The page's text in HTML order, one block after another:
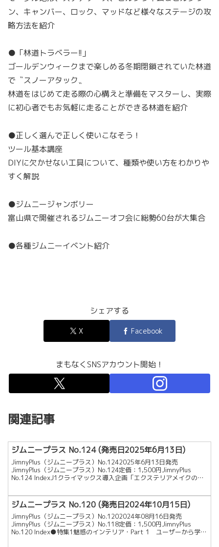
ン、キャンバー、ロック、マッドなど様々なステージの攻
略方法を紹介
●「林道トラベラー!!」
ゴールデンウィークまで楽しめる冬期閉鎖されていた林道
で〝スノーアタック〟
林道をはじめて走る際の心構えと準備をマスターし、実際
に初心者でもお気軽に走ることができる林道を紹介
●正しく選んで正しく使いこなそう！
ツール基本講座
DIYに欠かせない工具について、種類や使い方をわかりや
すく解説
●ジムニージャンボリー
富山県で開催されるジムニーオフ会に総勢60台が大集合
●各種ジムニーイベント紹介
シェアする
X Facebook
まもなくSNSアカウント開始！
関連記事
ジムニープラス No.124 (発売日2025年6月13日)
JimnyPlus（ジムニープラス）No.1242025年6月13日発売
JimnyPlus（ジムニープラス）No.124定価：1,500円JimnyPlus
No.124 IndexJ1クライマックス導入企画「エクステリアメイクのす
ジムニープラス No.120 (発売日2024年10月15日)
JimnyPlus（ジムニープラス）No.1202024年08月16日発売
JimnyPlus（ジムニープラス）No.118定価：1,500円JimnyPlus
No.120 Index●特集1魅惑のインテリア・Part 1 ユーザーから学